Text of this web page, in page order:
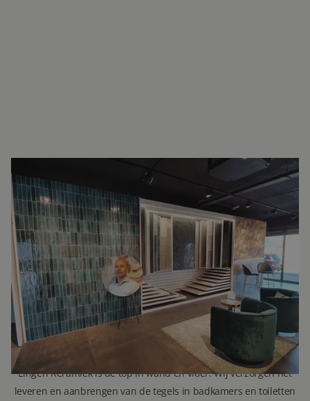
INTERESSE? NEEM VOOR MEER INFORMATIE
CONTACT OP.
Ron Vellekoop
Directeur
071 579 43 55
(Leiden)
010 202 15 15
(Capelle aan den IJssel)
r.vellekoop@lingenkeramiek.nl
Lingen Keramiek is de top in wand en vloer. Wij verzorgen het
leveren en aanbrengen van de tegels in badkamers en toiletten